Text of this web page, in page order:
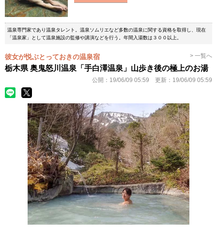
温泉専門家であり温泉タレント。温泉ソムリエなど多数の温泉に関する資格を取得し、現在
「温泉家」として温泉施設の監修や講演などを行う。年間入湯数は３００以上。
彼女が悦ぶとっておきの温泉宿 > 一覧へ
栃木県 奥鬼怒川温泉「手白澤温泉」山歩き後の極上のお湯
公開： 19/06/09 05:59 更新： 19/06/09 05:59